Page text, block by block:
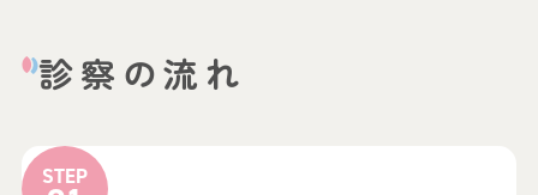
診察の流れ
STEP